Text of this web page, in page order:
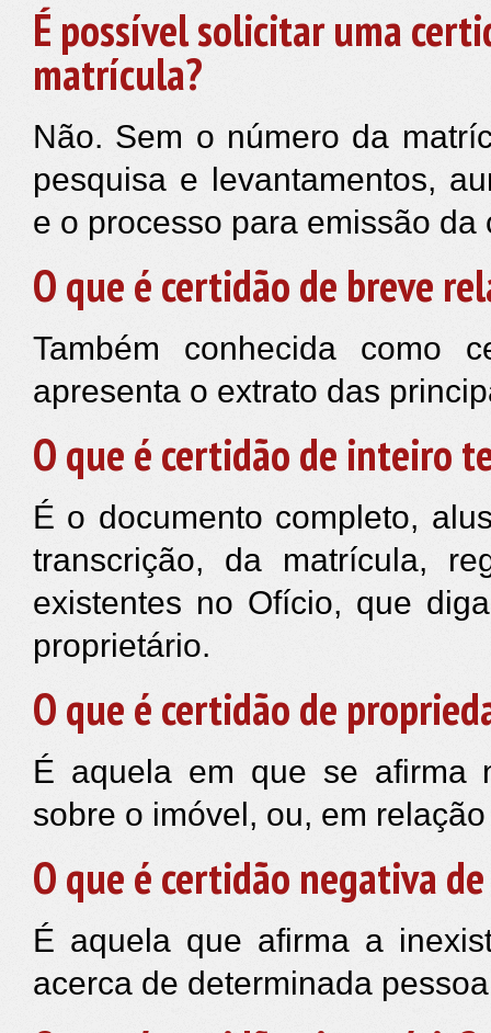
É possível solicitar uma
matrícula?
Não. Sem o número da
pesquisa e levantamentos,
e o processo para emissão da
O que é certidão de breve
Também conhecida como
apresenta o extrato das
O que é certidão de inteiro
É o documento completo,
transcrição, da matrícula,
existentes no Ofício, que
proprietário.
O que é certidão de
É aquela em que se afirma
sobre o imóvel, ou, em
O que é certidão negativa
É aquela que afirma a
acerca de determinada